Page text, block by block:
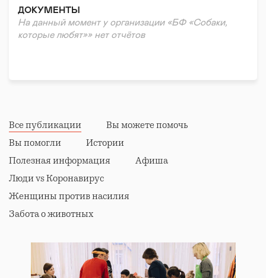
животных и популяризируют в глазах людей собак и
кошек, оставшихся без дома.
ДОКУМЕНТЫ
На данный момент у организации «БФ «Собаки,
которые любят»» нет отчётов
Все публикации
Вы можете помочь
Вы помогли
Истории
Полезная информация
Афиша
Люди vs Коронавирус
Женщины против насилия
Забота о животных